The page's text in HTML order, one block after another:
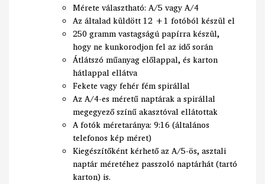
Mérete választható: A/5 vagy A/4
Az általad küldött 12 +1 fotóból készül el
250 gramm vastagságú papírra készül,
hogy ne kunkorodjon fel az idő során
Átlátszó műanyag előlappal, és karton
hátlappal ellátva
Fekete vagy fehér fém spirállal
Az A/4-es méretű naptárak a spirállal
megegyező színű akasztóval ellátottak
A fotók méretaránya: 9:16 (általános
telefonos kép méret)
Kiegészítőként kérhető az A/5-ös, asztali
naptár méretéhez passzoló naptárhát (tartó
karton) is.